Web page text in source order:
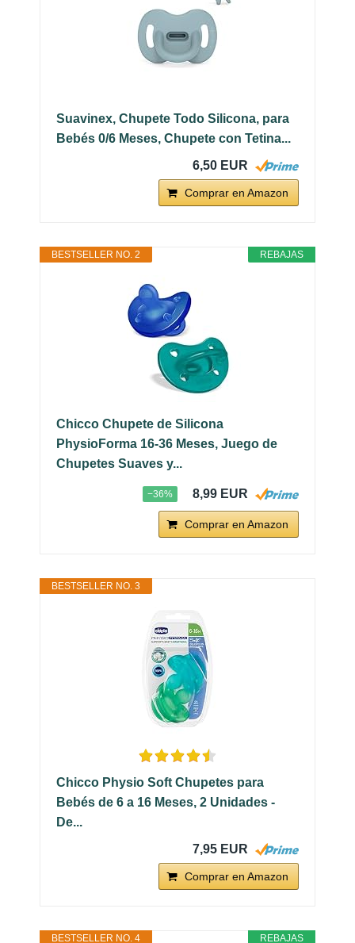
Suavinex, Chupete Todo Silicona, para
Bebés 0/6 Meses, Chupete con Tetina...
6,50 EUR
Comprar en Amazon
REBAJAS
BESTSELLER NO. 2
Chicco Chupete de Silicona
PhysioForma 16-36 Meses, Juego de
Chupetes Suaves y...
−36% 8,99 EUR
Comprar en Amazon
BESTSELLER NO. 3
Chicco Physio Soft Chupetes para
Bebés de 6 a 16 Meses, 2 Unidades -
De...
7,95 EUR
Comprar en Amazon
REBAJAS
BESTSELLER NO. 4